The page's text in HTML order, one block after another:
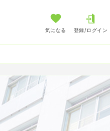
気になる 登録/ログイン